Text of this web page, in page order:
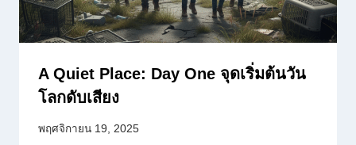
A Quiet Place: Day One จุดเริ่มต้นวัน
โลกดับเสียง
พฤศจิกายน 19, 2025